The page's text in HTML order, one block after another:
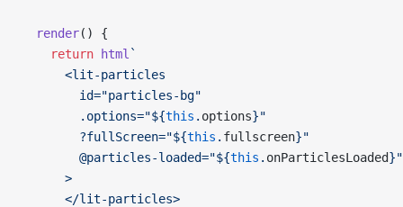
  render
() {
    return
html `
      <lit-particles
        id="particles-bg"
        .options="${
this . options}"
        ?fullScreen="${
this . fullscreen}"
        @particles-loaded="${
this . onParticlesLoaded}"
      >
      </lit-particles>